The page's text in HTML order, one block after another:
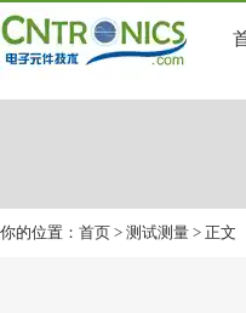
你的位置： 首页 > 测试测量 > 正文